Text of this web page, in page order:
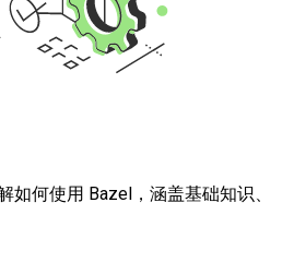
如何使用 Bazel，涵盖基础知识、